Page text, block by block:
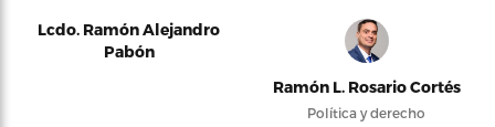
Lcdo. Ramón Alejandro
Pabón
Ramón L. Rosario Cortés
Política y derecho